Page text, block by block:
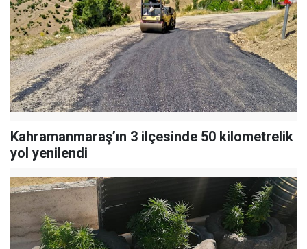
Kahramanmaraş’ın 3 ilçesinde 50 kilometrelik
yol yenilendi